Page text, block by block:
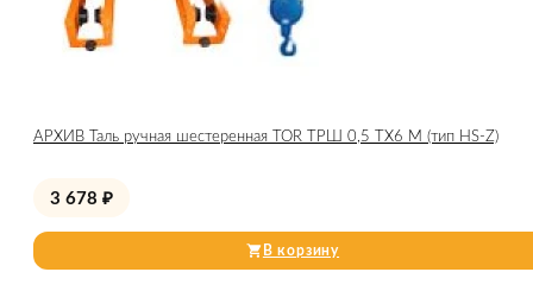
АРХИВ Таль ручная шестеренная TOR ТРШ 0,5 ТХ6 М (тип HS-Z)
3 678 ₽
В корзину